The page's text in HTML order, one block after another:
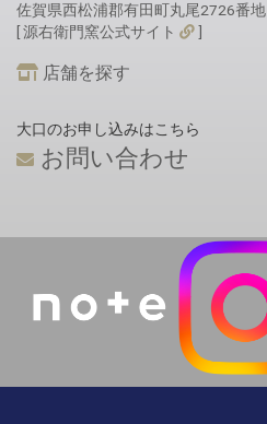
佐賀県西松浦郡有田町丸尾2726番地
[ 源右衛門窯公式サイト
]
店舗を探す
大口のお申し込みはこちら
お問い合わせ